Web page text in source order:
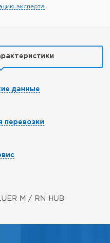
эксперта
данные
перевозки
M / RN HUB